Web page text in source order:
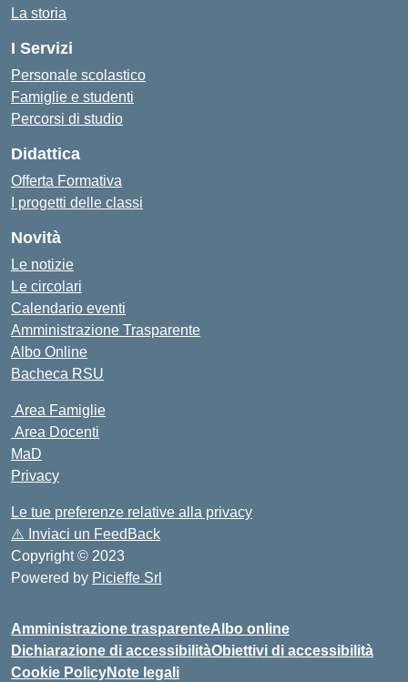
La storia
I Servizi
Personale scolastico
Famiglie e studenti
Percorsi di studio
Didattica
Offerta Formativa
I progetti delle classi
Novità
Le notizie
Le circolari
Calendario eventi
Amministrazione Trasparente
Albo Online
Bacheca RSU
Area Famiglie
Area Docenti
MaD
Privacy
Le tue preferenze relative alla privacy
⚠️ Inviaci un FeedBack
Copyright © 2023
Powered by Picieffe Srl
Amministrazione trasparenteAlbo online
Dichiarazione di accessibilitàObiettivi di accessibilità
Cookie PolicyNote legali